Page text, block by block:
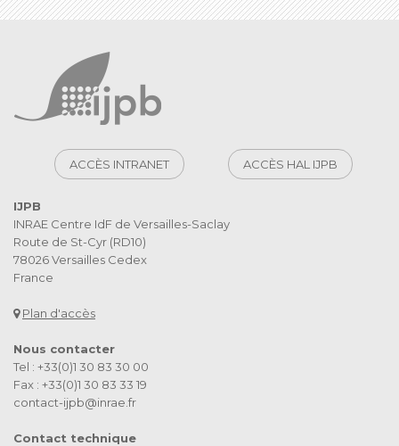
ACCÈS INTRANET ACCÈS HAL IJPB
IJPB
INRAE Centre IdF de Versailles-Saclay
Route de St-Cyr (RD10)
78026 Versailles Cedex
France
Plan d'accès
Nous contacter
Tel : +33(0)1 30 83 30 00
Fax : +33(0)1 30 83 33 19
contact-ijpb@inrae.fr
Contact technique